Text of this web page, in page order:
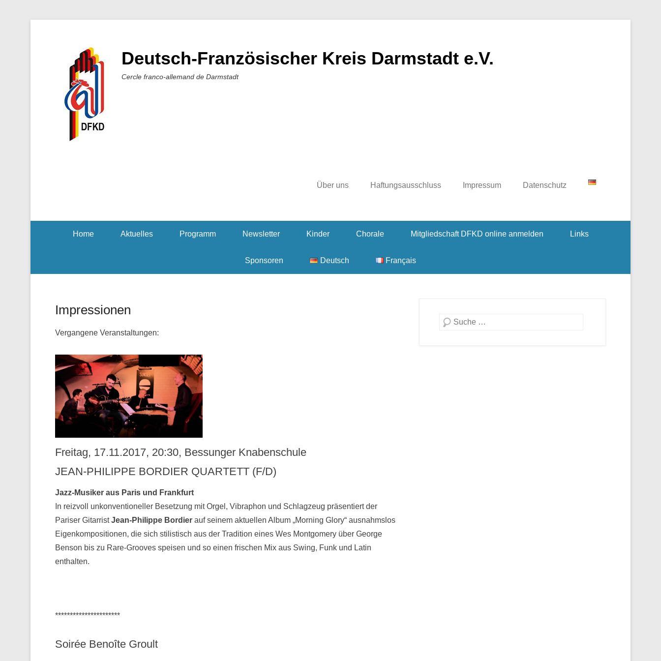
Deutsch-Französischer Kreis Darmstadt e.V.
Cercle franco-allemand de Darmstadt
Über uns Haftungsausschluss Impressum Datenschutz
Home Aktuelles Programm Newsletter Kinder Chorale Mitgliedschaft DFKD online anmelden Links
Sponsoren Deutsch Français
Impressionen
Vergangene Veranstaltungen:
Freitag, 17.11.2017, 20:30, Bessunger Knabenschule
JEAN-PHILIPPE BORDIER QUARTETT (F/D)
Jazz-Musiker aus Paris und Frankfurt
In reizvoll unkonventioneller Besetzung mit Orgel, Vibraphon und Schlagzeug präsentiert der
Pariser GitarristJean-Philippe Bordier auf seinem aktuellen Album „Morning Glory“ ausnahmslos
Eigenkompositionen, die sich stilistisch aus der Tradition eines Wes Montgomery über George
Benson bis zu Rare-Grooves speisen und so einen frischen Mix aus Swing, Funk und Latin
enthalten.
**********************
Soirée Benoîte Groult
Suchen